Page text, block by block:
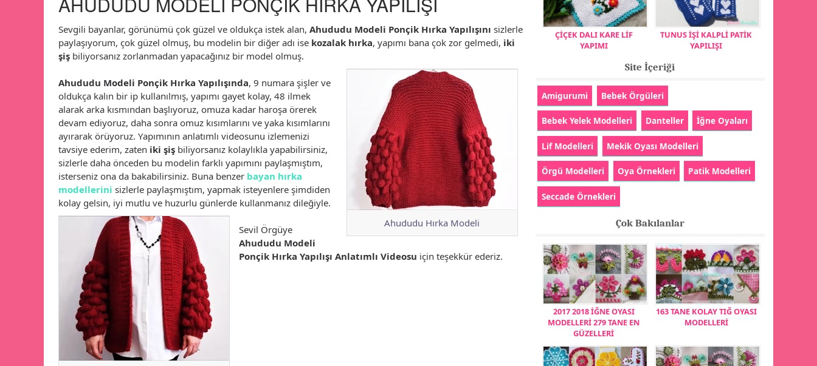
Sevgili bayanlar, görünümü çok güzel ve oldukça istek alan, Ahududu Modeli Ponçik Hırka Yapılışını sizlerle
paylaşıyorum, çok güzel olmuş, bu modelin bir diğer adı ise kozalak hırka, yapımı bana çok zor gelmedi, iki
şişbiliyorsanız zorlanmadan yapacağınız bir model olmuş.
Ahududu Hırka Modeli
Ahududu Modeli Ponçik Hırka Yapılışında, 9 numara şişler ve
oldukça kalın bir ip kullanılmış, yapımı gayet kolay, 48 ilmek
alarak arka kısmından başlıyoruz, omuza kadar haroşa örerek
devam ediyoruz, daha sonra omuz kısımlarını ve yaka kısımlarını
ayırarak örüyoruz. Yapımının anlatımlı videosunu izlemenizi
tavsiye ederim, zaten iki şişbiliyorsanız kolaylıkla yapabilirsiniz,
sizlerle daha önceden bu modelin farklı yapımını paylaşmıştım,
isterseniz ona da bakabilirsiniz. Buna benzer bayan hırka
modellerini sizlerle paylaşmıştım, yapmak isteyenlere şimdiden
kolay gelsin, iyi mutlu ve huzurlu günlerde kullanmanız dileğiyle.
Sevil Örgüye
Ahududu Modeli
Ponçik Hırka Yapılışı Anlatımlı Videosu için teşekkür ederiz.
ÇİÇEK DALI KARE LİF
YAPIMI
TUNUS İŞİ KALPLİ PATİK
YAPILIŞI
Site İçeriği
Amigurumi Bebek Örgüleri
Bebek Yelek Modelleri Danteller İğne Oyaları
Lif Modelleri Mekik Oyası Modelleri
Örgü Modelleri Oya Örnekleri Patik Modelleri
Seccade Örnekleri
Çok Bakılanlar
2017 2018 İĞNE OYASI
MODELLERİ 279 TANE EN
GÜZELLERİ
163 TANE KOLAY TIĞ OYASI
MODELLERİ